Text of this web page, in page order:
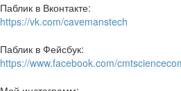
Паблик в Вконтакте:
https://vk.com/cavemanstech
Паблик в Фейсбук:
https://www.facebook.com/